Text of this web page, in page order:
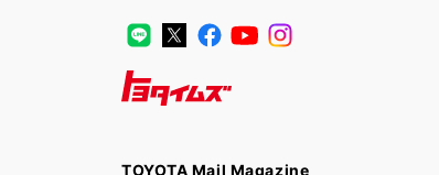
LINEX Facebook
YouTube
TOYOTA Mail Magazine